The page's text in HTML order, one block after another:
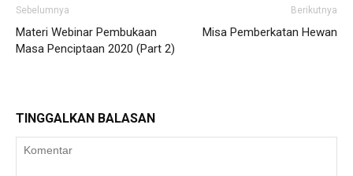
Sebelumnya
Materi Webinar Pembukaan
Masa Penciptaan 2020 (Part 2)
Berikutnya
Misa Pemberkatan Hewan
TINGGALKAN BALASAN